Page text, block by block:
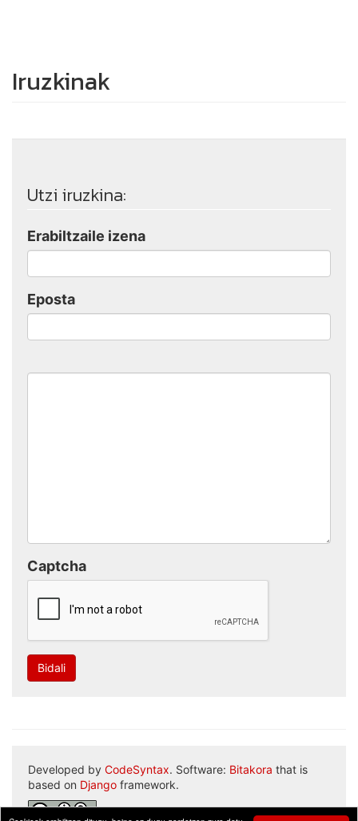
Iruzkinak
Utzi iruzkina:
Erabiltzaile izena
Eposta
Captcha
Bidali
Developed by CodeSyntax. Software: Bitakora that is
based on Django framework.